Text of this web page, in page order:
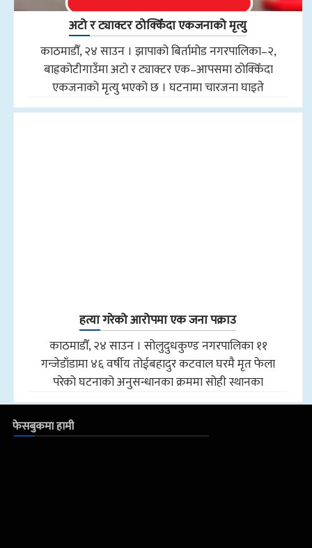
अटो र ट्याक्टर ठोक्किँदा एकजनाको मृत्यु
काठमाडौँ, २४ साउन । झापाको बिर्तामोड नगरपालिका–२,
बाह्रकोटीगाउँमा अटो र ट्याक्टर एक–आपसमा ठोक्किँदा
एकजनाको मृत्यु भएको छ । घटनामा चारजना घाइते
हत्या गरेको आरोपमा एक जना पक्राउ
काठमाडौँ, २४ साउन । सोलुदुधकुण्ड नगरपालिका ११
गन्जेडाँडामा ४६ वर्षीय तोईबहादुर कटवाल घरमै मृत फेला
परेको घटनाको अनुसन्धानका क्रममा सोही स्थानका
फेसबुकमा हामी